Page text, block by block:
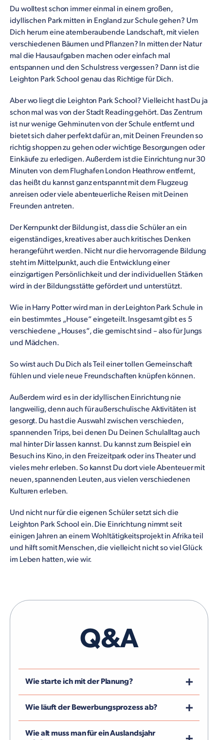
Du wolltest schon immer einmal in einem großen,
idyllischen Park mitten in England zur Schule gehen? Um
Dich herum eine atemberaubende Landschaft, mit vielen
verschiedenen Bäumen und Pflanzen? In mitten der Natur
mal die Hausaufgaben machen oder einfach mal
entspannen und den Schulstress vergessen? Dann ist die
Leighton Park School genau das Richtige für Dich.
Aber wo liegt die Leighton Park School? Vielleicht hast Du ja
schon mal was von der Stadt Reading gehört. Das Zentrum
ist nur wenige Gehminuten von der Schule entfernt und
bietet sich daher perfekt dafür an, mit Deinen Freunden so
richtig shoppen zu gehen oder wichtige Besorgungen oder
Einkäufe zu erledigen. Außerdem ist die Einrichtung nur 30
Minuten von dem Flughafen London Heathrow entfernt,
das heißt du kannst ganz entspannt mit dem Flugzeug
anreisen oder viele abenteuerliche Reisen mit Deinen
Freunden antreten.
Der Kernpunkt der Bildung ist, dass die Schüler an ein
eigenständiges, kreatives aber auch kritisches Denken
herangeführt werden. Nicht nur die hervorragende Bildung
steht im Mittelpunkt, auch die Entwicklung einer
einzigartigen Persönlichkeit und der individuellen Stärken
wird in der Bildungsstätte gefördert und unterstützt.
Wie in Harry Potter wird man in der Leighton Park Schule in
ein bestimmtes „House“ eingeteilt. Insgesamt gibt es 5
verschiedene „Houses“, die gemischt sind – also für Jungs
und Mädchen.
So wirst auch Du Dich als Teil einer tollen Gemeinschaft
fühlen und viele neue Freundschaften knüpfen können.
Außerdem wird es in der idyllischen Einrichtung nie
langweilig, denn auch für außerschulische Aktivitäten ist
gesorgt. Du hast die Auswahl zwischen verschieden,
spannenden Trips, bei denen Du Deinen Schulalltag auch
mal hinter Dir lassen kannst. Du kannst zum Beispiel ein
Besuch ins Kino, in den Freizeitpark oder ins Theater und
vieles mehr erleben. So kannst Du dort viele Abenteuer mit
neuen, spannenden Leuten, aus vielen verschiedenen
Kulturen erleben.
Und nicht nur für die eigenen Schüler setzt sich die
Leighton Park School ein. Die Einrichtung nimmt seit
einigen Jahren an einem Wohltätigkeitsprojekt in Afrika teil
und hilft somit Menschen, die vielleicht nicht so viel Glück
im Leben hatten, wie wir.
Q&A
Wie starte ich mit der Planung?
überzeugt, aber weißt noch nicht, wie du mit der
Planung starten kannst? Bestelle dir gerne unsere
kostenlose Infobroschüre oder buche dir direkt
Wie läuft der Bewerbungsprozess ab?
Kennenlerngespräch mit uns führen und wichtige
Wie alt muss man für ein Auslandsjahr